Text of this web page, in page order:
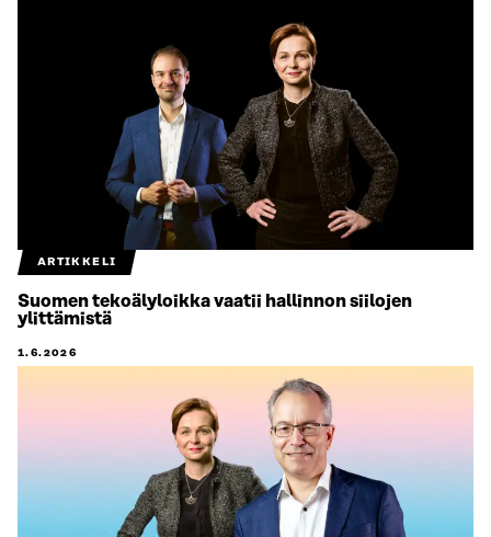
ARTIKKELI
Suomen tekoälyloikka vaatii hallinnon siilojen
ylittämistä
1.6.2026